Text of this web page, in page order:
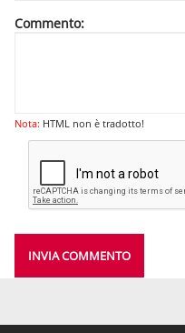
Commento:
Nota: HTML non è tradotto!
INVIA COMMENTO